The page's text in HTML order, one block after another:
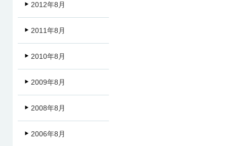
2012年8月
2011年8月
2010年8月
2009年8月
2008年8月
2006年8月